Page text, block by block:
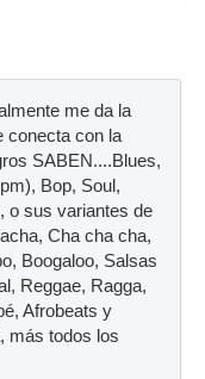
me da la
conecta con la
SABEN....Blues,
Bop, Soul,
o sus variantes de
Cha cha cha,
Boogaloo, Salsas
Reggae, Ragga,
Afrobeats y
más todos los